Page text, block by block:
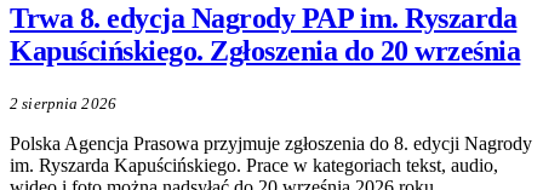
Trwa 8. edycja Nagrody PAP im. Ryszarda
Kapuścińskiego. Zgłoszenia do 20 września
2 sierpnia 2026
Polska Agencja Prasowa przyjmuje zgłoszenia do 8. edycji Nagrody
im. Ryszarda Kapuścińskiego. Prace w kategoriach tekst, audio,